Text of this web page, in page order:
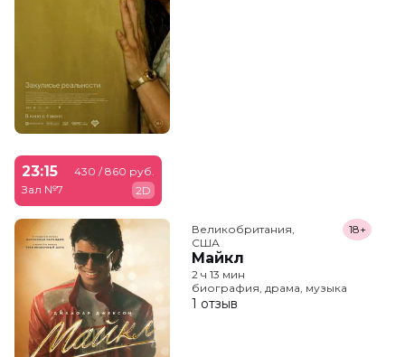
23:15
Зал №7
430 / 860 руб.
2D
Великобритания,
США
Майкл
18+
2 ч 13 мин
биография, драма, музыка
1 отзыв